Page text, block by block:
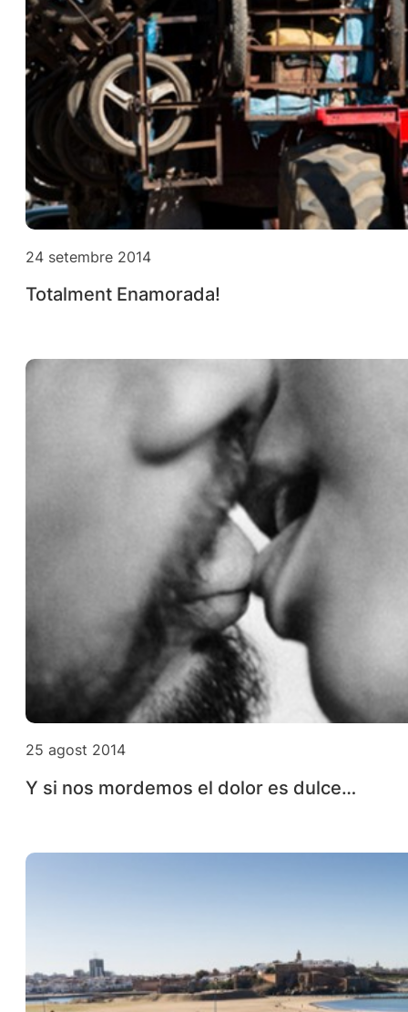
24 setembre 2014
Totalment Enamorada!
25 agost 2014
Y si nos mordemos el dolor es dulce…